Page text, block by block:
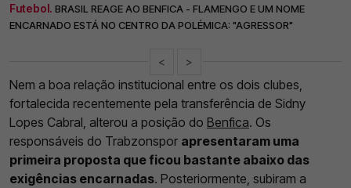
Futebol. BRASIL REAGE AO BENFICA - FLAMENGO E UM NOME
ENCARNADO ESTÁ NO CENTRO DA POLÉMICA: "AGRESSOR"
< >
Nem a boa relação institucional entre os dois clubes,
fortalecida recentemente pela transferência de Sidny
Lopes Cabral, alterou a posição do Benfica. Os
responsáveis do Trabzonspor apresentaram uma
primeira proposta que ficou bastante abaixo das
exigências encarnadas. Posteriormente, subiram a